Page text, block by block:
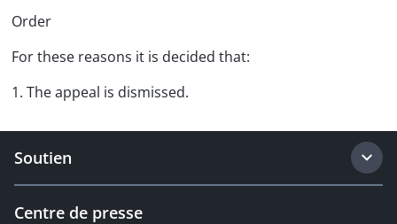
Order
For these reasons it is decided that:
1. The appeal is dismissed.
Soutien
Centre de presse